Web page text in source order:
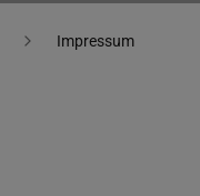
Impressum